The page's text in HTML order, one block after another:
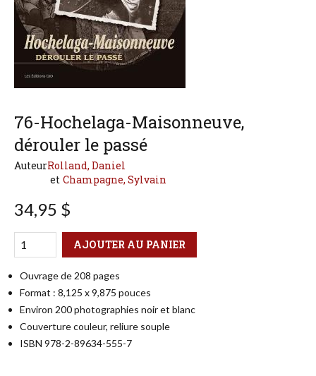
76-Hochelaga-Maisonneuve,
dérouler le passé
AuteurRolland, Daniel
Champagne, Sylvain
34,95 $
Qté
Format AJOUTER AU PANIER
Ouvrage de 208 pages
Format : 8,125 x 9,875 pouces
Environ 200 photographies noir et blanc
Couverture couleur, reliure souple
ISBN 978-2-89634-555-7